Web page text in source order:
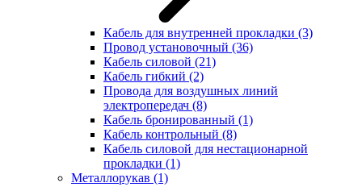
Кабель для внутренней прокладки (3)
Провод установочный (36)
Кабель силовой (21)
Кабель гибкий (2)
Провода для воздушных линий
электропередач (8)
Кабель бронированный (1)
Кабель контрольный (8)
Кабель силовой для нестационарной
прокладки (1)
Металлорукав (1)